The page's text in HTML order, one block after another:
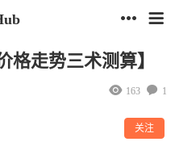
格走势三术测算】
1
163
关注